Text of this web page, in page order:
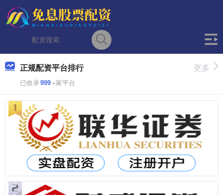
正规配资平台排行
已收录999+家平台
更多